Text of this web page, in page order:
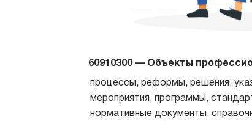
60910300 — Объекты
процессы, реформы, решения,
мероприятия, программы,
нормативные документы,